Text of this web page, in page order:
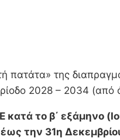
πατάτα» της
2028 – 2034
κατά το β΄ εξάμηνο
την 31η